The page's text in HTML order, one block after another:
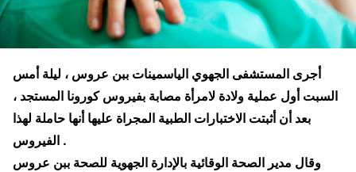
أجرى المستشفى الجهوي الياسمينات ببن عروس ، ليلة أمس
السبت أول عملية ولادة لامرأة مصابة بفيروس كورونا المستجد ،
بعد أن أثبتت الاختبارات الطبية المجراة عليها أنها حاملة لهذا
الفيروس .
وقال مدير الصحة الوقائية بالإدارة الجهوية للصحة ببن عروس